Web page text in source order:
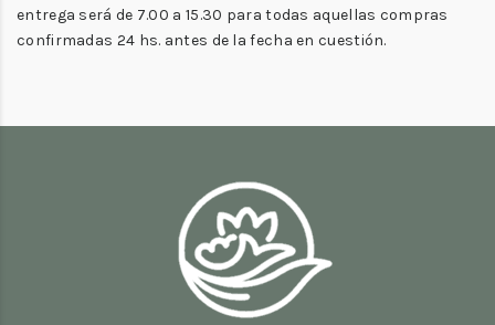
entrega será de 7.00 a 15.30 para todas aquellas compras
confirmadas 24 hs. antes de la fecha en cuestión.